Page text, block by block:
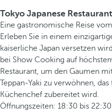
Tokyo Japanese Restaurant
Eine gastronomische Reise
Erleben Sie in einem
kaiserliche Japan versetzen
bei Show Cooking auf
Restaurant, um den Gaumen
Teppan-Yaki zu verwöhnen,
Küchenchef zubereitet wird.
Öffnungszeiten: 18:30 bis